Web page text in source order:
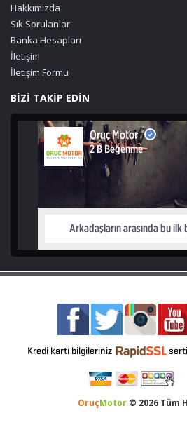
Hakkımızda
Sık Sorulanlar
Banka Hesapları
İletişim
İletişim Formu
BİZİ TAKİP EDİN
OruçMotor© 2026 Tüm